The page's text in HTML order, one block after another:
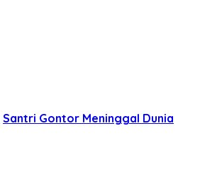
Santri Gontor Meninggal Dunia